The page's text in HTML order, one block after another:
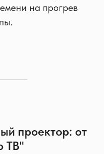
на прогрев
проектор: от
ТВ"